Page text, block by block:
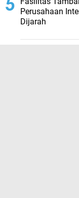
Perusahaan
Dijarah